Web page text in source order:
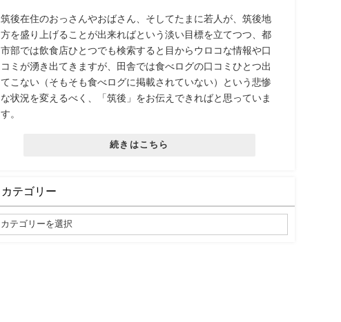
筑後在住のおっさんやおばさん、そしてたまに若人が、筑後地
方を盛り上げることが出来ればという淡い目標を立てつつ、都
市部では飲食店ひとつでも検索すると目からウロコな情報や口
コミが湧き出てきますが、田舎では食べログの口コミひとつ出
てこない（そもそも食べログに掲載されていない）という悲惨
な状況を変えるべく、「筑後」をお伝えできればと思っていま
す。
続きはこちら
カテゴリー